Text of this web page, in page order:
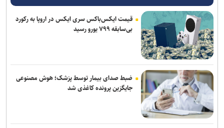
قیمت ایکس‌باکس سری ایکس در اروپا به رکورد
بی‌سابقه ۷۹۹ یورو رسید
ضبط صدای بیمار توسط پزشک؛ هوش مصنوعی
جایگزین پرونده کاغذی شد